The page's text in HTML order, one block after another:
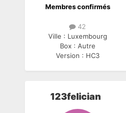
Membres confirmés
42
Ville : Luxembourg
Box : Autre
Version : HC3
123felician